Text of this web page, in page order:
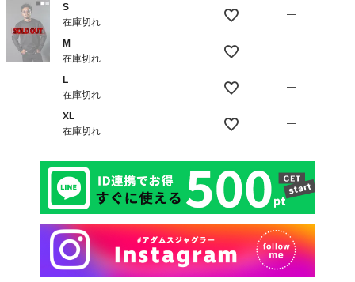
S
在庫切れ
—
M
在庫切れ
—
L
在庫切れ
—
XL
在庫切れ
—